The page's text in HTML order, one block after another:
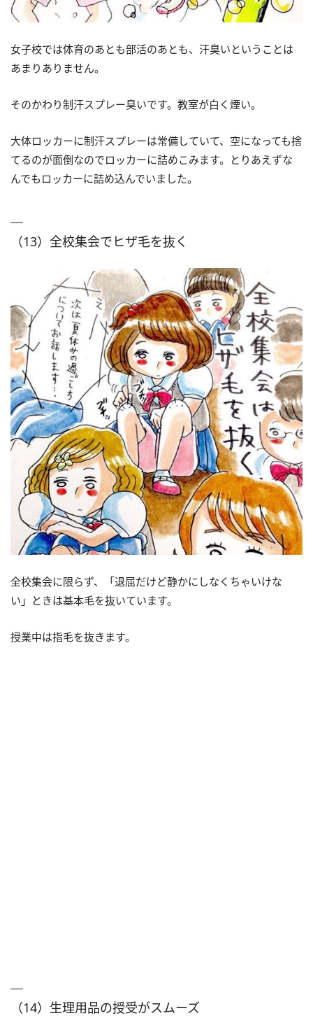
女子校では体育のあとも部活のあとも、汗臭いということは
あまりありません。
そのかわり制汗スプレー臭いです。教室が白く煙い。
大体ロッカーに制汗スプレーは常備していて、空になっても捨
てるのが面倒なのでロッカーに詰めこみます。とりあえずな
んでもロッカーに詰め込んでいました。
（13）全校集会でヒザ毛を抜く
全校集会に限らず、「退屈だけど静かにしなくちゃいけな
い」ときは基本毛を抜いています。
授業中は指毛を抜きます。
（14）生理用品の授受がスムーズ